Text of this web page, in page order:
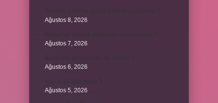
Ağustos 8, 2026
Ağustos 7, 2026
Ağustos 6, 2026
Ağustos 5, 2026